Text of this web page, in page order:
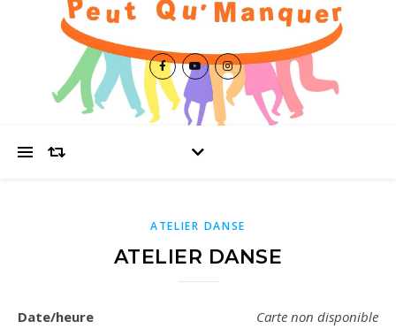
ATELIER DANSE
ATELIER DANSE
Carte non disponible
Date/heure